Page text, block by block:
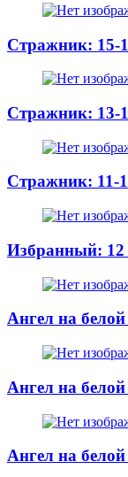
Стражник: 15-
Стражник: 13-
Стражник: 11-
Избранный: 12
Ангел на белой
Ангел на белой
Ангел на белой